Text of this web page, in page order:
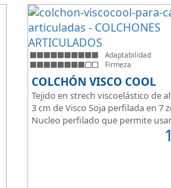
Adaptabilidad
Firmeza
COLCHÓN VISCO COOL
Tejido en strech viscoelástico de
3 cm de Visco Soja perfilada en 7
Nucleo perfilado que permite